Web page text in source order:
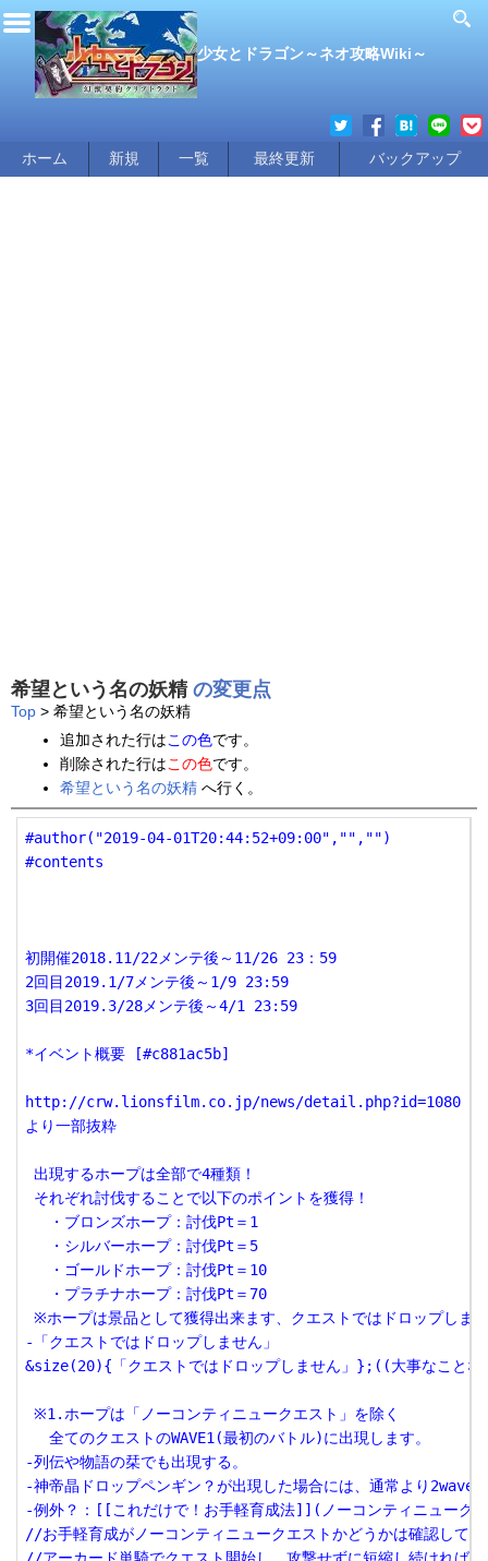
少女とドラゴン～ネオ攻略Wiki～
ホーム 新規 一覧 最終更新 バックアップ
希望という名の妖精の変更点
Top > 希望という名の妖精
追加された行はこの色です。
削除された行はこの色です。
希望という名の妖精 へ行く。
#author("2019-04-01T20:44:52+09:00","","")
#contents
初開催2018.11/22メンテ後～11/26 23：59
2回目2019.1/7メンテ後～1/9 23:59
3回目2019.3/28メンテ後～4/1 23:59
*イベント概要 [#c881ac5b]
http://crw.lionsfilm.co.jp/news/detail.php?id=1080
より一部抜粋
出現するホープは全部で4種類！
それぞれ討伐することで以下のポイントを獲得！
・ブロンズホープ：討伐Pt＝1
・シルバーホープ：討伐Pt＝5
・ゴールドホープ：討伐Pt＝10
・プラチナホープ：討伐Pt＝70
※ホープは景品として獲得出来ます、クエストではドロップしま
-「クエストではドロップしません」
&size(20){「クエストではドロップしません」};((大事なことな
※1.ホープは「ノーコンティニュークエスト」を除く
全てのクエストのWAVE1(最初のバトル)に出現します。
-列伝や物語の栞でも出現する。
-神帝晶ドロップペンギン？が出現した場合には、通常より2wave
-例外？：[[これだけで！お手軽育成法]](ノーコンティニューク
//お手軽育成がノーコンティニュークエストかどうかは確認してい